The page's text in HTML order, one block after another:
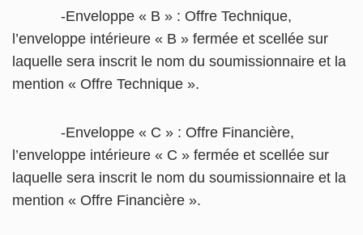
-Enveloppe « B » : Offre Technique,
l’enveloppe intérieure « B » fermée et scellée sur
laquelle sera inscrit le nom du soumissionnaire et la
mention « Offre Technique ».
-Enveloppe « C » : Offre Financière,
l’enveloppe intérieure « C » fermée et scellée sur
laquelle sera inscrit le nom du soumissionnaire et la
mention « Offre Financière ».